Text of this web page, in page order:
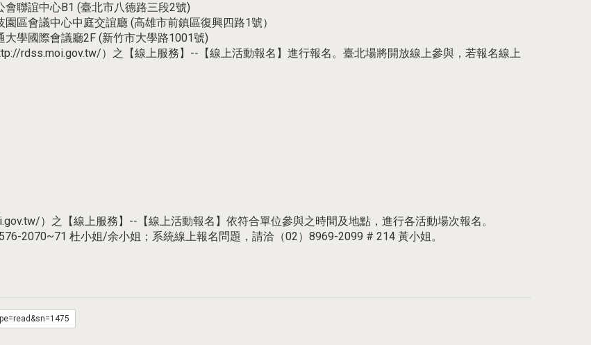
聯誼中心B1 (臺北市八德路三段2號)
區會議中心中庭交誼廳 (高雄市前鎮區復興四路1號）
學國際會議廳2F (新竹市大學路1001號)
rdss.moi.gov.tw/）之【線上服務】--【線上活動報名】進行報名。臺北場將開放線上參與，若報名線上
）之【線上服務】--【線上活動報名】依符合單位參與之時間及地點，進行各活動場次報名。
2070~71 杜小姐/余小姐；系統線上報名問題，請洽（02）8969-2099 # 214 黃小姐。